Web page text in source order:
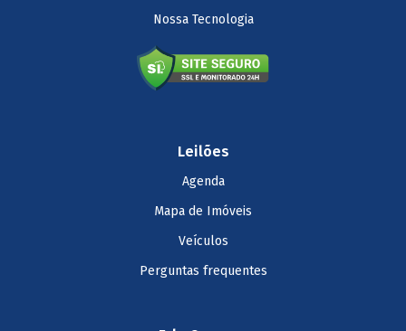
Nossa Tecnologia
Leilões
Agenda
Mapa de Imóveis
Veículos
Perguntas frequentes